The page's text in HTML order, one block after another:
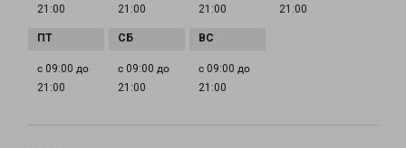
21:00
21:00
21:00
21:00
с 09:00 до
21:00
с 09:00 до
21:00
с 09:00 до
21:00